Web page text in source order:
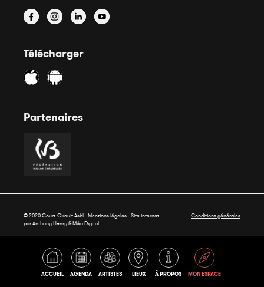
ACCUEIL AGENDA ARTISTES LIEUX À PROPOS MON ESPACE
Télécharger
Partenaires
© 2020 Court-Circuit Asbl - Mentions légales - Site internet
par Anthony Henry &Miko Digital
Conditions générales